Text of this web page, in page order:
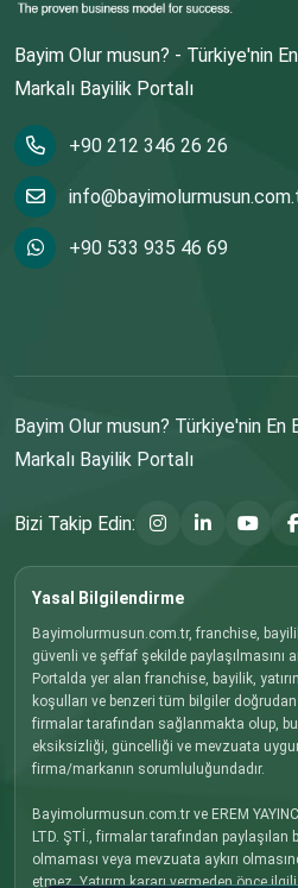
Bayim Olur musun? - Türkiye'nin
Markalı Bayilik Portalı
+90 212 346 26 26
+90 533 935 46 69
Bayim Olur musun? Türkiye'nin En
Markalı Bayilik Portalı
Bizi Takip Edin:
Yasal Bilgilendirme
Bayimolurmusun.com.tr, franchise, bayilik
güvenli ve şeffaf şekilde paylaşılmasını
Portalda yer alan franchise, bayilik,
koşulları ve benzeri tüm bilgiler
firmalar tarafından sağlanmakta olup,
eksiksizliği, güncelliği ve mevzuata
firma/markanın sorumluluğundadır.
Bayimolurmusun.com.tr ve EREM
LTD. ŞTİ., firmalar tarafından paylaşılan
olmaması veya mevzuata aykırı
etmez. Yatırım kararı vermeden önce